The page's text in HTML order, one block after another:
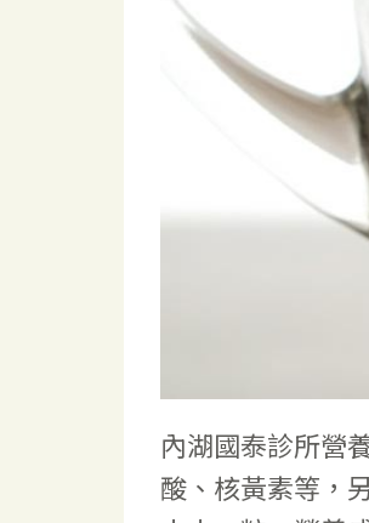
內湖國泰診所營
酸、核黃素等，